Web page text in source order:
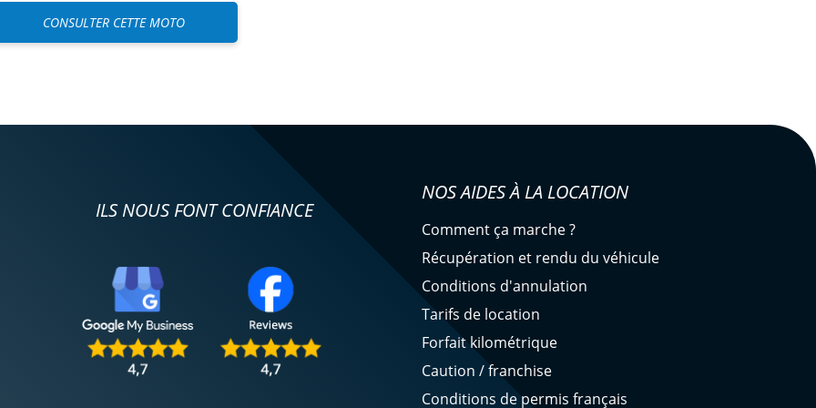
CONSULTER CETTE MOTO
ILS NOUS FONT CONFIANCE
NOS AIDES À LA LOCATION
Comment ça marche ?
Récupération et rendu du véhicule
Conditions d'annulation
Tarifs de location
Forfait kilométrique
Caution / franchise
Conditions de permis français